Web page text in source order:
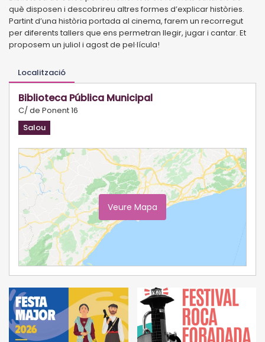
què disposen i descobrireu altres formes d’explicar històries.
Partint d’una història portada al cinema, farem un recorregut
per diferents tallers que ens permetran llegir, jugar i cantar. Et
proposem un juliol i agost de pel·lícula!
Localització
Biblioteca Pública Municipal
C/ de Ponent 16
Salou
Veure Mapa